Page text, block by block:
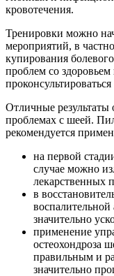
кровотечения.
Тренировки можно
мероприятий, в
купирования
проблем со
Отличные
проблемах с шеей.
рекомендуется
на первой
случае можно
лекарственных
в
воспалительной
значительно
применение
остеохондроза
правильным и
значительно